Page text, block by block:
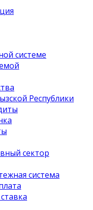
системе
Республики
сектор
система